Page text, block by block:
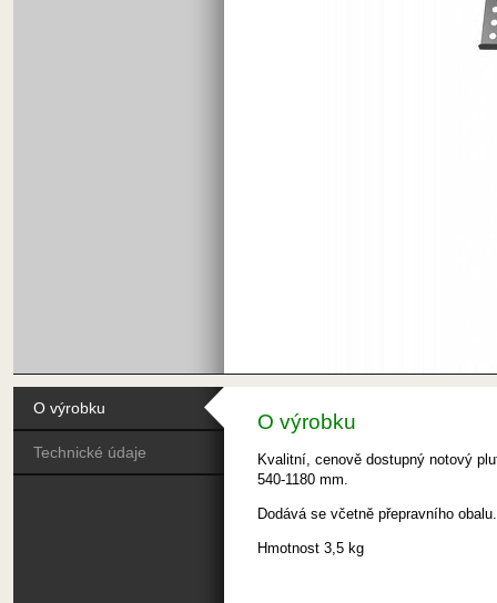
O výrobku
Technické údaje
O výrobku
Kvalitní, cenově dostupný notový
540-1180 mm.
Dodává se včetně přepravního obalu.
Hmotnost 3,5 kg